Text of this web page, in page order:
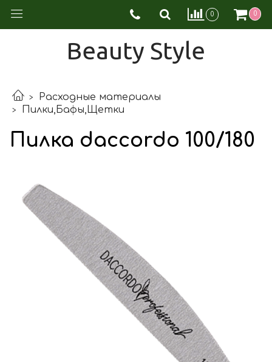
0 0
Beauty Style
Расходные материалы
Пилки,Бафы,Щетки
Пилка daccordo 100/180